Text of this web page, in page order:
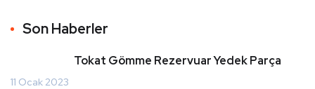
Son Haberler
Tokat Gömme Rezervuar Yedek Parça
11 Ocak 2023